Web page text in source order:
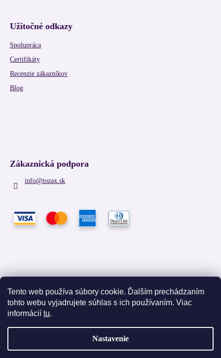
Tento web používa súbory cookie. Ďalším prechádzaním
tohto webu vyjadrujete súhlas s ich používaním. Viac
informácií tu.
Nastavenie
Užitočné odkazy
Spolupráca
Certifikáty
Recenzie zákazníkov
Blog
Zákaznická podpora
info@tozax.sk
Facebook